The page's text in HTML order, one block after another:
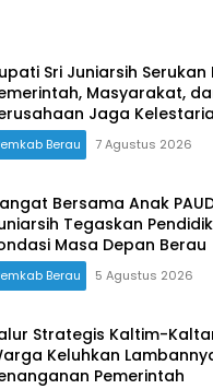
Sri Juniarsih
Masyarakat,
Jaga
Berau 7 Agustus 2026
Bersama Anak
Tegaskan
Masa Depan Berau
Berau 5 Agustus 2026
Strategis Kaltim-
Keluhkan
Pemerintah